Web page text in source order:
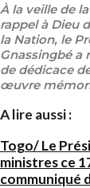
À la veille de
rappel à Dieu
la Nation, le
Gnassingbé a
de dédicace
œuvre
A lire aussi :
Togo/ Le
ministres ce
communiqué